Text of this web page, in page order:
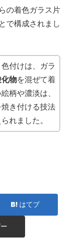
の着色ガラス片
で構成されまし
付けは、ガラ
物を混ぜて着
柄や濃淡は、
き付ける技法
れました。
はてブ